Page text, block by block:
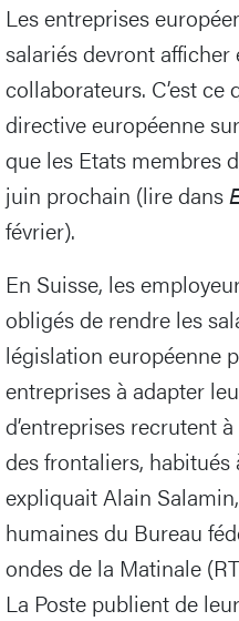
Les entreprises
salariés devront
collaborateurs. C’est ce
directive européenne
que les Etats membres
juin prochain (lire dans
février).
En Suisse, les
obligés de rendre les
législation européenne
entreprises à adapter
d’entreprises recrutent
des frontaliers, habitués
expliquait Alain
humaines du Bureau
ondes de la Matinale
La Poste publient de